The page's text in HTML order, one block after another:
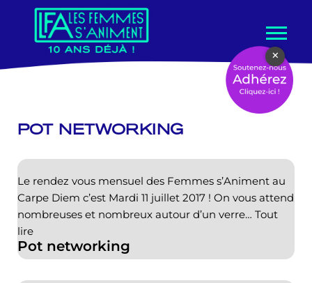
contenu
POT NETWORKING
Pot networking
Le rendez vous mensuel des Femmes s’Animent au
Carpe Diem c’est Mardi 11 juillet 2017 ! On vous attend
nombreuses et nombreux autour d’un verre… Tout
lire
×